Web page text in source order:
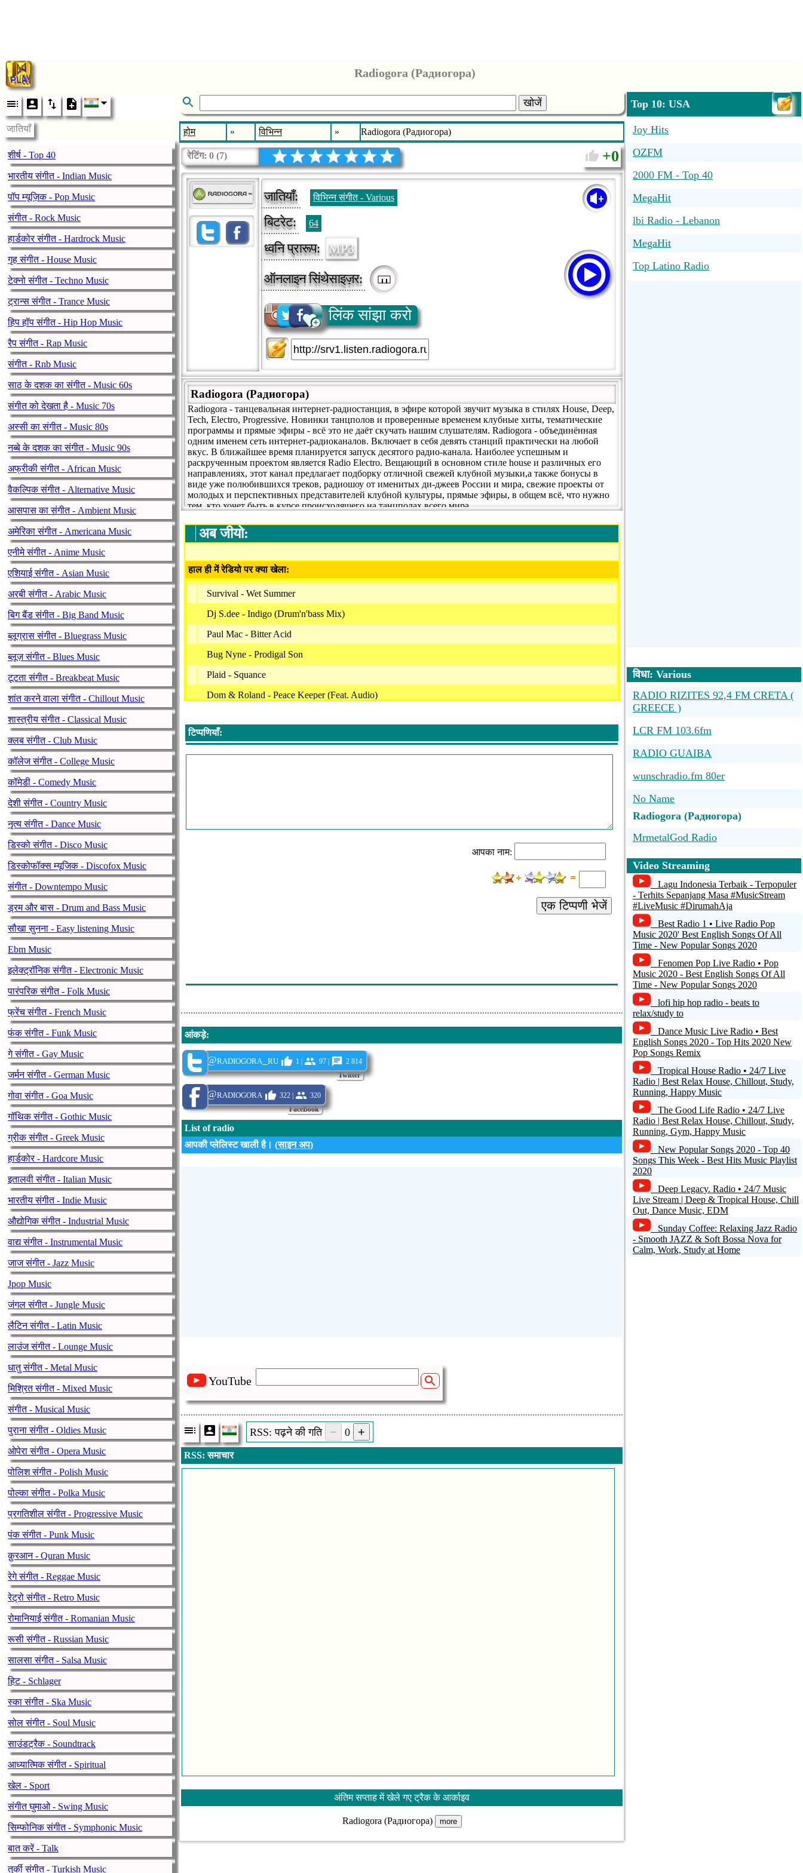
Radiogora (Радиогора)
जातियाँ
शीर्ष - Top 40
भारतीय संगीत - Indian Music
पॉप म्यूज़िक - Pop Music
संगीत - Rock Music
हार्डकोर संगीत - Hardrock Music
गृह संगीत - House Music
टेक्नो संगीत - Techno Music
ट्रान्स संगीत - Trance Music
हिप हॉप संगीत - Hip Hop Music
रैप संगीत - Rap Music
संगीत - Rnb Music
साठ के दशक का संगीत - Music 60s
संगीत को देखता है - Music 70s
अस्सी का संगीत - Music 80s
नब्बे के दशक का संगीत - Music 90s
अफ्रीकी संगीत - African Music
वैकल्पिक संगीत - Alternative Music
आसपास का संगीत - Ambient Music
अमेरिका संगीत - Americana Music
एनीमे संगीत - Anime Music
एशियाई संगीत - Asian Music
अरबी संगीत - Arabic Music
बिग बैंड संगीत - Big Band Music
ब्लूग्रास संगीत - Bluegrass Music
ब्लूज़ संगीत - Blues Music
टूटता संगीत - Breakbeat Music
शांत करने वाला संगीत - Chillout Music
शास्त्रीय संगीत - Classical Music
क्लब संगीत - Club Music
कॉलेज संगीत - College Music
कॉमेडी - Comedy Music
देशी संगीत - Country Music
नृत्य संगीत - Dance Music
डिस्को संगीत - Disco Music
डिस्कोफॉक्स म्यूजिक - Discofox Music
संगीत - Downtempo Music
ड्रम और बास - Drum and Bass Music
सौखा सुनना - Easy listening Music
Ebm Music
इलेक्ट्रॉनिक संगीत - Electronic Music
पारंपरिक संगीत - Folk Music
फ्रेंच संगीत - French Music
फंक संगीत - Funk Music
गे संगीत - Gay Music
जर्मन संगीत - German Music
गोवा संगीत - Goa Music
गॉथिक संगीत - Gothic Music
ग्रीक संगीत - Greek Music
हार्डकोर - Hardcore Music
इतालवी संगीत - Italian Music
भारतीय संगीत - Indie Music
औद्योगिक संगीत - Industrial Music
वाद्य संगीत - Instrumental Music
जाज संगीत - Jazz Music
Jpop Music
जंगल संगीत - Jungle Music
लैटिन संगीत - Latin Music
लाउंज संगीत - Lounge Music
धातु संगीत - Metal Music
मिश्रित संगीत - Mixed Music
संगीत - Musical Music
पुराना संगीत - Oldies Music
ओपेरा संगीत - Opera Music
पोलिश संगीत - Polish Music
पोल्का संगीत - Polka Music
प्रगतिशील संगीत - Progressive Music
पंक संगीत - Punk Music
क़ुरआन - Quran Music
रेगे संगीत - Reggae Music
रेट्रो संगीत - Retro Music
रोमानियाई संगीत - Romanian Music
रूसी संगीत - Russian Music
सालसा संगीत - Salsa Music
हिट - Schlager
स्का संगीत - Ska Music
सोल संगीत - Soul Music
साउंडट्रैक - Soundtrack
आध्यात्मिक संगीत - Spiritual
खेल - Sport
संगीत घुमाओ - Swing Music
सिम्फोनिक संगीत - Symphonic Music
बात करें - Talk
तुर्की संगीत - Turkish Music
खोजें
होम » विभिन्न » Radiogora (Радиогора)
रेटिंग: 0 (7) 0
जातियाँ: विभिन्न संगीत - Various
बिटरेट: 64
ध्वनि प्रारूप: MP3
ऑनलाइन सिंथेसाइज़र:
लिंक सांझा करो
Radiogora (Радиогора)
Radiogora - танцевальная интернет-радиостанция, в эфире которой звучит музыка в стилях House, Deep,
Tech, Electro, Progressive. Новинки танцполов и проверенные временем клубные хиты, тематические
программы и прямые эфиры - всё это не даёт скучать нашим слушателям. Radiogora - объединённая
одним именем сеть интернет-радиоканалов. Включает в себя девять станций практически на любой
вкус. В ближайшее время планируется запуск десятого радио-канала. Наиболее успешным и
раскрученным проектом является Radio Electro. Вещающий в основном стиле house и различных его
направлениях, этот канал предлагает подборку отличной свежей клубной музыки,а также бонусы в
виде уже полюбившихся треков, радиошоу от именитых ди-джеев России и мира, свежие проекты от
молодых и перспективных представителей клубной культуры, прямые эфиры, в общем всё, что нужно
тем, кто хочет быть в курсе происходящего на танцполах всего мира.
अब जीयो:
हाल ही में रेडियो पर क्या खेला:
Survival - Wet Summer
Dj S.dee - Indigo (Drum'n'bass Mix)
Paul Mac - Bitter Acid
Bug Nyne - Prodigal Son
Plaid - Squance
Dom & Roland - Peace Keeper (Feat. Audio)
Dj S.dee - Sunday (Drum'n'bass Mix)
Dj S.dee - Pino (Drum'n'bass Mix)
टिप्पणियाँ:
आपका नाम:
एक टिप्पणी भेजें
आंकड़े:
Twitter
@radiogora_ru 1 | 97 | 2 814
FaceBook
@radiogora 322 | 320
List of radio
आपकी प्लेलिस्ट खाली है। (साइन अप)
YouTube
RSS: पढ़ने की गति 0
RSS: समाचार
अंतिम सप्ताह में खेले गए ट्रैक के आर्काइव
Radiogora (Радиогора) more
Top 10: USA
Joy Hits
OZFM
2000 FM - Top 40
MegaHit
lbi Radio - Lebanon
MegaHit
Top Latino Radio
विधा: Various
RADIO RIZITES 92,4 FM CRETA (
GREECE )
LCR FM 103.6fm
RADIO GUAIBA
wunschradio.fm 80er
No Name
Radiogora (Радиогора)
MrmetalGod Radio
Promesa de Vida
Radio Pro-B Romania
Радио PREMIUM (Премиум) -
Москва
Radio Power FM (Web)
Video Streaming
Lagu Indonesia Terbaik - Terpopuler
- Terhits Sepanjang Masa #MusicStream
#LiveMusic #DirumahAja
Best Radio 1 • Live Radio Pop
Music 2020' Best English Songs Of All
Time - New Popular Songs 2020
Fenomen Pop Live Radio • Pop
Music 2020 - Best English Songs Of All
Time - New Popular Songs 2020
lofi hip hop radio - beats to
relax/study to
Dance Music Live Radio • Best
English Songs 2020 - Top Hits 2020 New
Pop Songs Remix
Tropical House Radio • 24/7 Live
Radio | Best Relax House, Chillout, Study,
Running, Happy Music
The Good Life Radio • 24/7 Live
Radio | Best Relax House, Chillout, Study,
Running, Gym, Happy Music
New Popular Songs 2020 - Top 40
Songs This Week - Best Hits Music Playlist
2020
Deep Legacy. Radio • 24/7 Music
Live Stream | Deep & Tropical House, Chill
Out, Dance Music, EDM
Sunday Coffee: Relaxing Jazz Radio
- Smooth JAZZ & Soft Bossa Nova for
Calm, Work, Study at Home